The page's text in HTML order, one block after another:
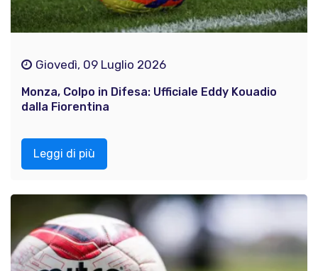
Giovedì, 09 Luglio 2026
Monza, Colpo in Difesa: Ufficiale Eddy Kouadio
dalla Fiorentina
Leggi di più